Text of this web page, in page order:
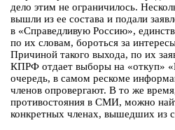
дело этим не ограничилось.
вышли из ее состава и подали
в «Справедливую Россию»,
по их словам, бороться за
Причиной такого выхода, по их
КПРФ отдает выборы на «откуп»
очередь, в самом рескоме
членов опровергают. В то же
противостояния в СМИ, можно
конкретных членах, вышедших из